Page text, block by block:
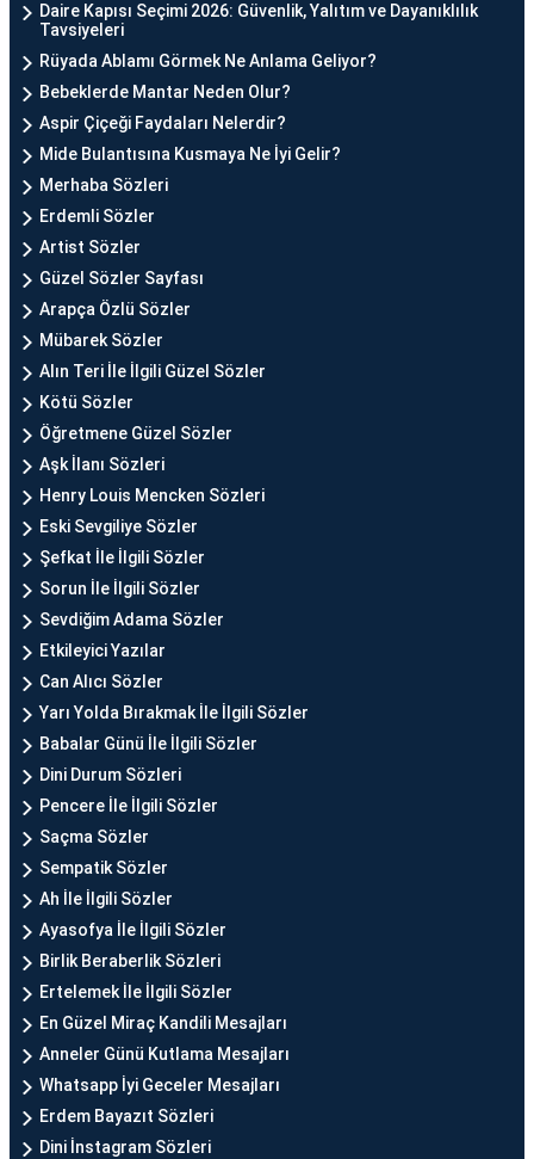
Daire Kapısı Seçimi 2026: Güvenlik, Yalıtım ve Dayanıklılık
Tavsiyeleri
Rüyada Ablamı Görmek Ne Anlama Geliyor?
Bebeklerde Mantar Neden Olur?
Aspir Çiçeği Faydaları Nelerdir?
Mide Bulantısına Kusmaya Ne İyi Gelir?
Merhaba Sözleri
Erdemli Sözler
Artist Sözler
Güzel Sözler Sayfası
Arapça Özlü Sözler
Mübarek Sözler
Alın Teri İle İlgili Güzel Sözler
Kötü Sözler
Öğretmene Güzel Sözler
Aşk İlanı Sözleri
Henry Louis Mencken Sözleri
Eski Sevgiliye Sözler
Şefkat İle İlgili Sözler
Sorun İle İlgili Sözler
Sevdiğim Adama Sözler
Etkileyici Yazılar
Can Alıcı Sözler
Yarı Yolda Bırakmak İle İlgili Sözler
Babalar Günü İle İlgili Sözler
Dini Durum Sözleri
Pencere İle İlgili Sözler
Saçma Sözler
Sempatik Sözler
Ah İle İlgili Sözler
Ayasofya İle İlgili Sözler
Birlik Beraberlik Sözleri
Ertelemek İle İlgili Sözler
En Güzel Miraç Kandili Mesajları
Anneler Günü Kutlama Mesajları
Whatsapp İyi Geceler Mesajları
Erdem Bayazıt Sözleri
Dini İnstagram Sözleri